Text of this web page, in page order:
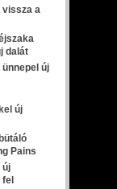
vissza a
dalát
új
új
Pains
új